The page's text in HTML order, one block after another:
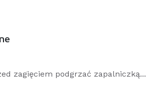
zagięciem podgrzać zapalniczką...